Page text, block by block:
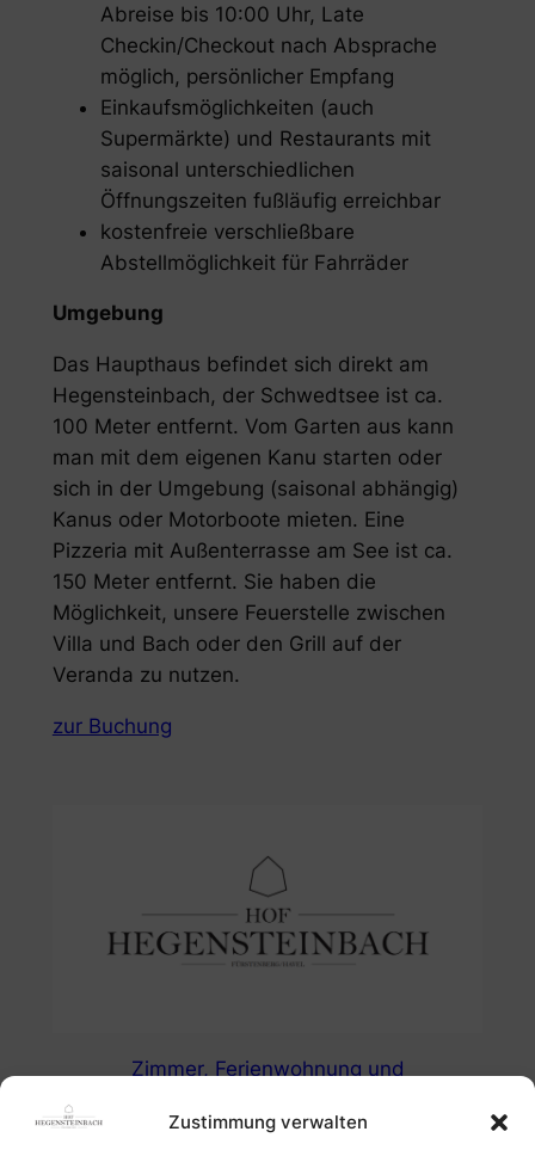
Zustimmung verwalten
Abreise bis 10:00 Uhr, Late
Checkin/Checkout nach Absprache
möglich, persönlicher Empfang
Einkaufsmöglichkeiten (auch
Supermärkte) und Restaurants mit
saisonal unterschiedlichen
Öffnungszeiten fußläufig erreichbar
kostenfreie verschließbare
Abstellmöglichkeit für Fahrräder
Umgebung
Das Haupthaus befindet sich direkt am
Hegensteinbach, der Schwedtsee ist ca.
100 Meter entfernt. Vom Garten aus kann
man mit dem eigenen Kanu starten oder
sich in der Umgebung (saisonal abhängig)
Kanus oder Motorboote mieten. Eine
Pizzeria mit Außenterrasse am See ist ca.
150 Meter entfernt. Sie haben die
Möglichkeit, unsere Feuerstelle zwischen
Villa und Bach oder den Grill auf der
Veranda zu nutzen.
zur Buchung
Zimmer, Ferienwohnung und
Radlerunterkunft in Fürstenberg/Havel am
Radwanderweg